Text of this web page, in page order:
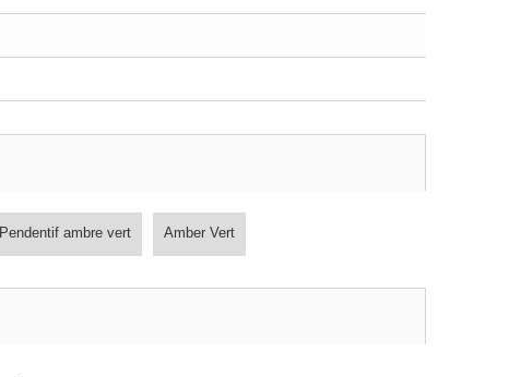
Pendentif ambre vert Amber Vert